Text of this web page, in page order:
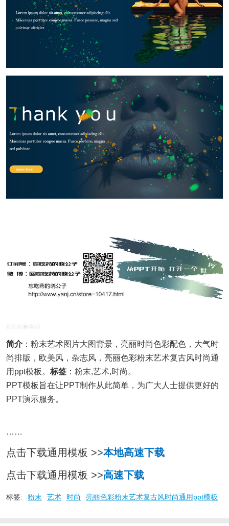
简介 ：粉末艺术图片大图背景，亮丽时尚色彩配色，大气时
尚排版，欧美风，杂志风，亮丽色彩粉末艺术复古风时尚通
用ppt模板。 标签 ： 粉末,艺术,时尚 。
PPT模板旨在让PPT制作从此简单，为广大人士提供更好的
PPT演示服务。
……
点击下载通用模板 >>本地高速下载
点击下载通用模板 >>高速下载
标签: 粉末 艺术 时尚 亮丽色彩粉末艺术复古风时尚通用ppt模板